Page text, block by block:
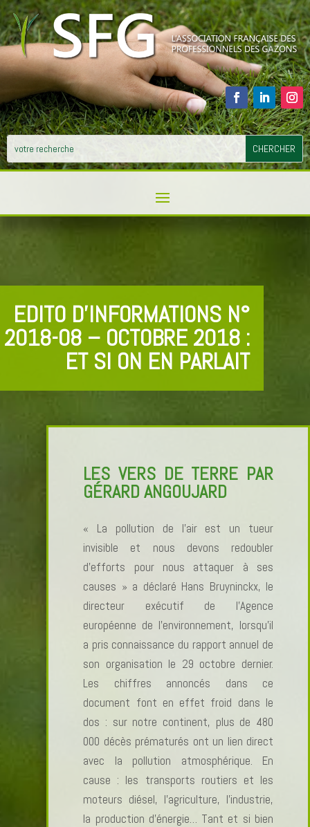
EDITO D’INFORMATIONS N°
2018-08 – OCTOBRE 2018 :
ET SI ON EN PARLAIT
LES VERS DE TERRE PAR
GÉRARD ANGOUJARD
« La pollution de l’air est un tueur
invisible et nous devons redoubler
d’efforts pour nous attaquer à ses
causes » a déclaré Hans Bruyninckx, le
directeur exécutif de l’Agence
européenne de l’environnement, lorsqu’il
a pris connaissance du rapport annuel de
son organisation le 29 octobre dernier.
Les chiffres annoncés dans ce
document font en effet froid dans le
dos : sur notre continent, plus de 480
000 décès prématurés ont un lien direct
avec la pollution atmosphérique. En
cause : les transports routiers et les
moteurs diésel, l’agriculture, l’industrie,
la production d’énergie… Tant et si bien